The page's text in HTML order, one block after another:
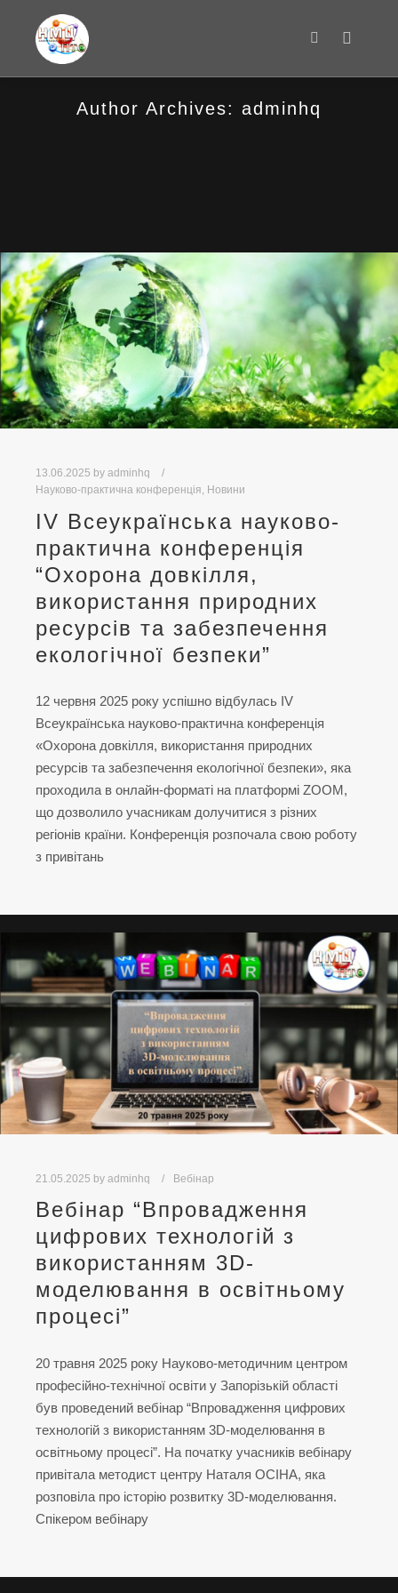
Author Archives: adminhq
13.06.2025 by adminhq
Науково-практична конференція
Новини
IV Всеукраїнська науково-
практична конференція
“Охорона довкілля,
використання природних
ресурсів та забезпечення
екологічної безпеки”
12 червня 2025 року успішно відбулась IV
Всеукраїнська науково-практична конференція
«Охорона довкілля, використання природних
ресурсів та забезпечення екологічної безпеки», яка
проходила в онлайн-форматі на платформі ZOOM,
що дозволило учасникам долучитися з різних
регіонів країни. Конференція розпочала свою роботу
з привітань
21.05.2025 by adminhq Вебінар
Вебінар “Впровадження
цифрових технологій з
використанням 3D-
моделювання в освітньому
процесі”
20 травня 2025 року Науково-методичним центром
професійно-технічної освіти у Запорізькій області
був проведений вебінар “Впровадження цифрових
технологій з використанням 3D-моделювання в
освітньому процесі”. На початку учасників вебінару
привітала методист центру Наталя ОСІНА, яка
розповіла про історію розвитку 3D-моделювання.
Спікером вебінару